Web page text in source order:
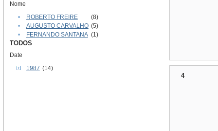
Nome
•
ROBERTO FREIRE
(8)
•
AUGUSTO CARVALHO (5)
•
FERNANDO SANTANA (1)
TODOS
Date
1987 (14)
4